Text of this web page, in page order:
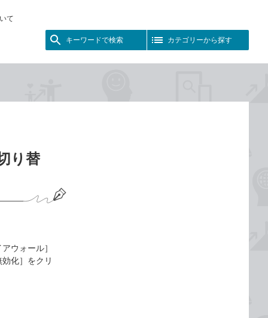
て
キーワードで検索 カテゴリーから探す
り替
ウォール］
化］をクリ